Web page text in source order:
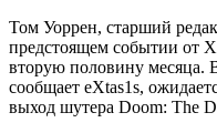
Том Уоррен, старший
предстоящем событии от
вторую половину месяца.
сообщает eXtas1s,
выход шутера Doom: The